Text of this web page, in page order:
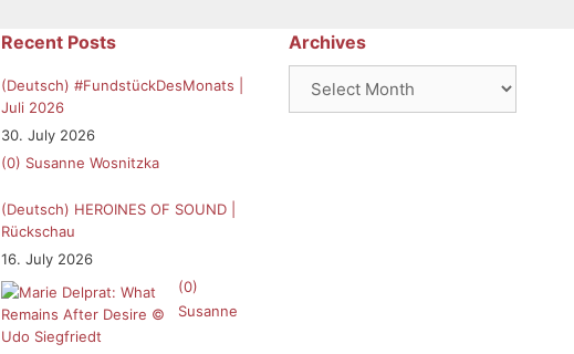
Recent Posts
(Deutsch) #FundstückDesMonats |
Juli 2026
30. July 2026
(0) Susanne Wosnitzka
(Deutsch) HEROINES OF SOUND |
Rückschau
16. July 2026
(0)
Susanne
Archives